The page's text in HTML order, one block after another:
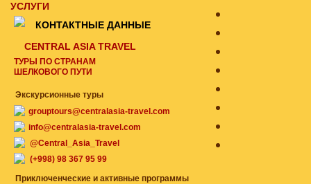
УСЛУГИ
КОНТАКТНЫЕ ДАННЫЕ
CENTRAL ASIA TRAVEL
ТУРЫ ПО СТРАНАМ
ШЕЛКОВОГО ПУТИ
Экскурсионные туры
grouptours@centralasia-travel.com
info@centralasia-travel.com
@Central_Asia_Travel
(+998) 98 367 95 99
Приключенческие и активные программы